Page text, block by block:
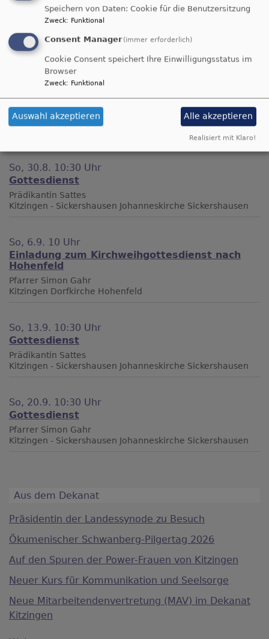
Bild von Steve Buissinne auf Pixabay
Nächste Gottesdienste
Gottesdienst
Prädikantin Sattes
So, 30.8. 10:30 Uhr
Gottesdienst
Prädikantin Sattes
Kitzingen - Sickershausen Johanneskirche Sickershausen
So, 6.9. 10 Uhr
Einladung zum Kirchweihgottesdienst nach
Hohenfeld
Pfarrer Simon Gahr
Kitzingen Dorfkirche Hohenfeld
So, 13.9. 10:30 Uhr
Gottesdienst
Prädikantin Sattes
Kitzingen - Sickershausen Johanneskirche Sickershausen
So, 20.9. 10:30 Uhr
Gottesdienst
Pfarrer Simon Gahr
Kitzingen - Sickershausen Johanneskirche Sickershausen
Aus dem Dekanat
Präsidentin der Landessynode zu Besuch
Ökumenischer Schwanberg-Pilgertag 2026
Auf den Spuren der Power-Frauen von Kitzingen
Neuer Kurs für Kommunikation und Seelsorge
Neue Mitarbeitendenvertretung (MAV) im Dekanat
Kitzingen
Speichern von Daten: Cookie für die Benutzersitzung
Zweck: Funktional
Consent Manager (immer erforderlich)
Cookie Consent speichert Ihre Einwilligungsstatus im
Browser
Zweck: Funktional
Auswahl akzeptieren Alle akzeptieren
Realisiert mit Klaro!